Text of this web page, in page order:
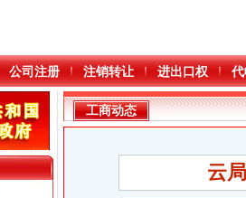
公司注册 注销转让 进出口权
工商动态
云